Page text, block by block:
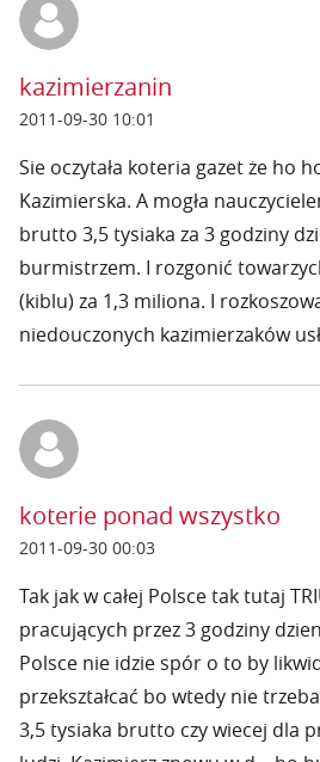
kazimierzanin
2011-09-30 10:01
Sie oczytała koteria gazet że ho
Kazimierska. A mogła
brutto 3,5 tysiaka za 3 godziny
burmistrzem. I rozgonić
(kiblu) za 1,3 miliona. I
niedouczonych kazimierzaków
koterie ponad wszystko
2011-09-30 00:03
Tak jak w całej Polsce tak tutaj
pracujących przez 3 godziny
Polsce nie idzie spór o to by
przekształcać bo wtedy nie
3,5 tysiaka brutto czy wiecej dla